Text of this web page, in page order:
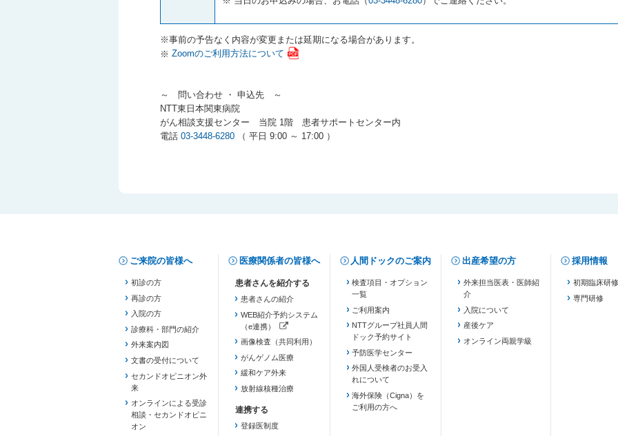
※事前の予告なく内容が変更または延期になる場合があります。
※ Zoomのご利用方法について
～ 問い合わせ ・ 申込先 ～
NTT東日本関東病院
がん相談支援センター 当院 1階 患者サポートセンター内
電話 03-3448-6280 （ 平日 9:00 ～ 17:00 ）
ご来院の皆様へ
初診の方
再診の方
入院の方
診療科・部門の紹介
外来案内図
文書の受付について
セカンドオピニオン外
来
オンラインによる受診
相談・セカンドオピニ
オン
医療関係者の皆様へ
患者さんの紹介
WEB紹介予約システム
（e連携）
（新しいタブで開きます）
画像検査（共同利用）
がんゲノム医療
緩和ケア外来
放射線核種治療
登録医制度
人間ドックのご案内
検査項目・オプション
一覧
ご利用案内
NTTグループ社員人間
ドック予約サイト
予防医学センター
外国人受検者のお受入
れについて
海外保険（Cigna）を
ご利用の方へ
出産希望の方
外来担当医表・医師紹
介
入院について
産後ケア
オンライン両親学級
採用情報
初期臨床研修
専門研修